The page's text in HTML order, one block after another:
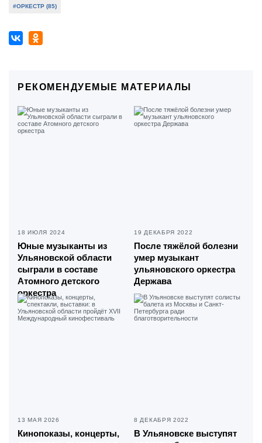
#ОРКЕСТР (85)
РЕКОМЕНДУЕМЫЕ МАТЕРИАЛЫ
18 ИЮЛЯ 2024
Юные музыканты из
Ульяновской области
сыграли в составе
Атомного детского
оркестра
19 ДЕКАБРЯ 2022
После тяжёлой болезни
умер музыкант
ульяновского оркестра
Держава
13 МАЯ 2026
Кинопоказы, концерты,
8 ДЕКАБРЯ 2022
В Ульяновске выступят